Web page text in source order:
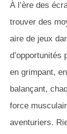
À l’ère des
trouver des
aire de jeux
d’opportunités
en grimpant,
balançant,
force
aventuriers.